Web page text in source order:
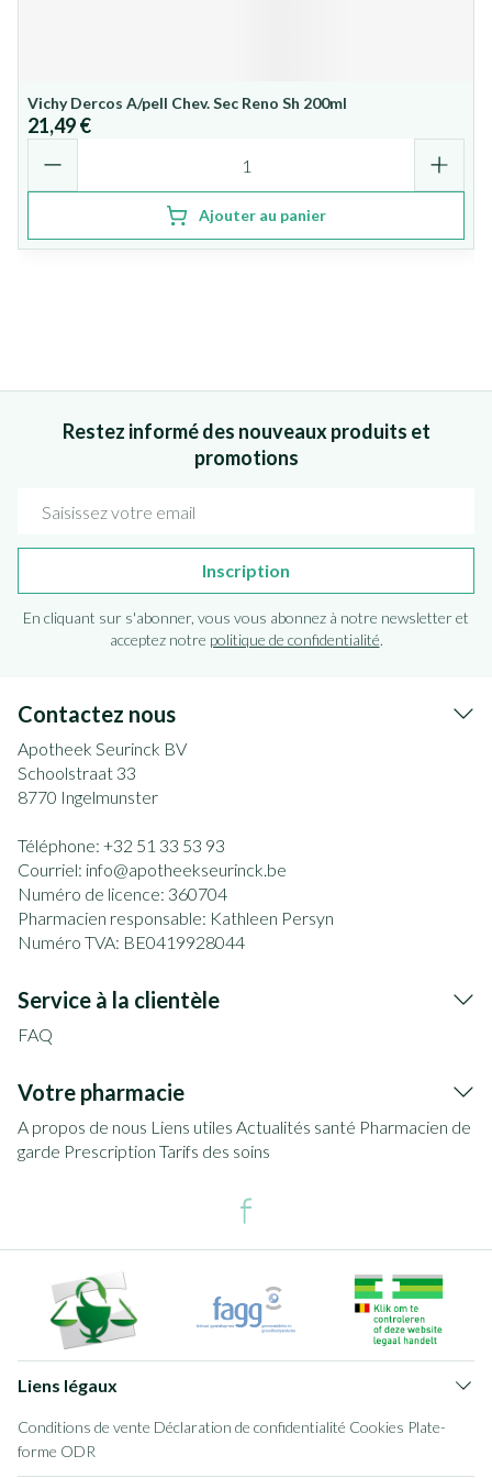
Vichy Dercos A/pell Chev. Sec Reno Sh 200ml
21,49 €
Ajouter au panier
Restez informé des nouveaux produits et
promotions
Inscription
En cliquant sur s'abonner, vous vous abonnez à notre newsletter et
acceptez notre politique de confidentialité.
Contactez nous
Apotheek Seurinck BV
Schoolstraat 33
8770 Ingelmunster
Téléphone: +32 51 33 53 93
Courriel: info@apotheekseurinck.be
Numéro de licence: 360704
Pharmacien responsable: Kathleen Persyn
Numéro TVA: BE0419928044
Service à la clientèle
FAQ
Votre pharmacie
A propos de nous Liens utiles Actualités santé Pharmacien de
garde Prescription Tarifs des soins
Liens légaux
Conditions de vente Déclaration de confidentialité Cookies Plate-
forme ODR